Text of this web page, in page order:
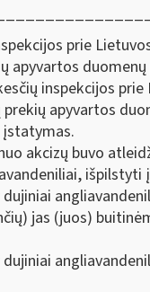
prie
apyvartos
inspekcijos
apyvartos
įstatymas.
akcizų buvo
išpilstyti
jas (juos)